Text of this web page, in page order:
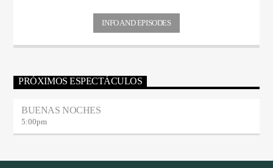
INFO AND EPISODES
PRÓXIMOS ESPECTÁCULOS
BUENAS NOCHES
5:00pm